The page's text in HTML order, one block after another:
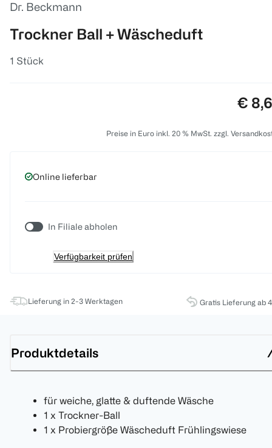
Dr. Beckmann
Trockner Ball + Wäscheduft
1 Stück
€
Preise in Euro inkl. 20 % MwSt. zzgl.
Online lieferbar
In Filiale abholen
Verfügbarkeit prüfen
Lieferung in 2-3 Werktagen Gratis Lieferung ab
Produktdetails
für weiche, glatte & duftende Wäsche
1 x Trockner-Ball
1 x Probiergröße Wäscheduft Frühlingswiese